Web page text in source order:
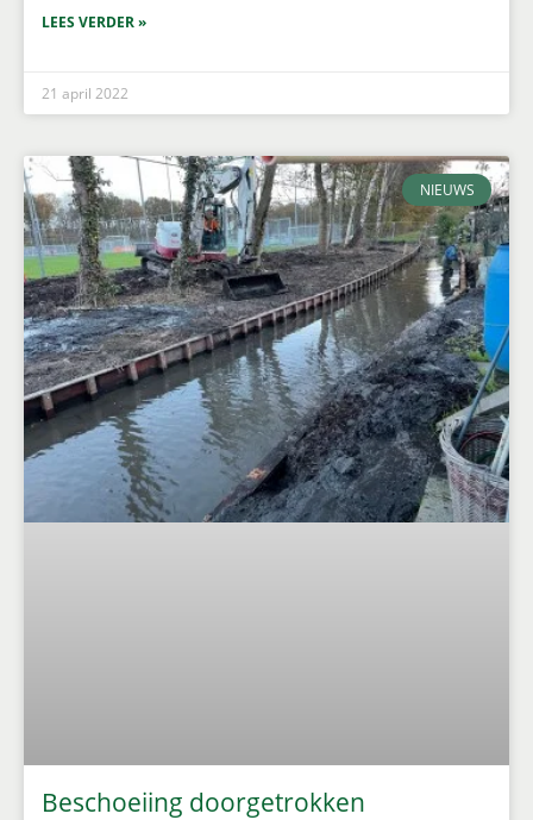
LEES VERDER »
21 april 2022
NIEUWS
Beschoeiing doorgetrokken